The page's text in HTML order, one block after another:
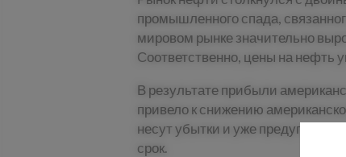
промышленного спада,
мировом рынке значительно
Соответственно, цены на нефть
В результате прибыли
привело к снижению
несут убытки и уже
срок.